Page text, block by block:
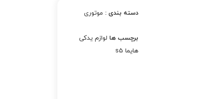
دسته بندی : موتوری
برچسب ها لوازم یدکی
هایما s5